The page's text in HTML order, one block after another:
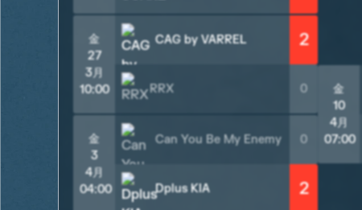
金
27
3月
10:00
CAG by VARREL 2
RRX 0
金
3
4月
04:00
Can You Be My Enemy 0
Dplus KIA 2
金
10
4月
07:00